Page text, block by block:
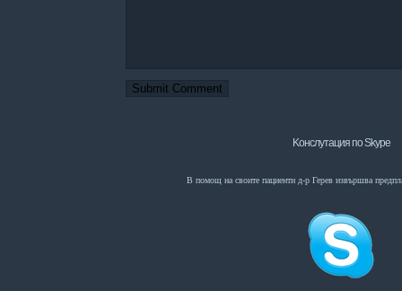
Kонслутация по Skype
В помощ на своите пациенти д-р Герев извършва